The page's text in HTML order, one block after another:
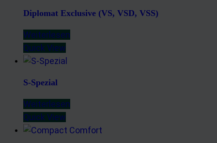
Diplomat Exclusive (VS, VSD, VSS)
Weiterlesen
Quick View
S-Spezial
Weiterlesen
Quick View